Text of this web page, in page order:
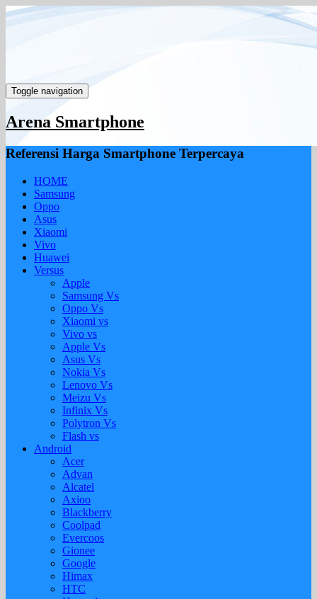
Toggle navigation
Arena Smartphone
Referensi Harga Smartphone Terpercaya
HOME
Samsung
Oppo
Asus
Xiaomi
Vivo
Huawei
Versus
Apple
Samsung Vs
Oppo Vs
Xiaomi vs
Vivo vs
Apple Vs
Asus Vs
Nokia Vs
Lenovo Vs
Meizu Vs
Infinix Vs
Polytron Vs
Flash vs
Android
Acer
Advan
Alcatel
Axioo
Blackberry
Coolpad
Evercoos
Gionee
Google
Himax
HTC